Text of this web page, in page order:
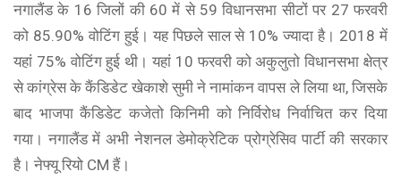
नगालैंड के 16 जिलों की 60 में से 59 विधानसभा सीटों पर 27 फरवरी
को 85.90% वोटिंग हुई। यह पिछले साल से 10% ज्यादा है। 2018 में
यहां 75% वोटिंग हुई थी। यहां 10 फरवरी को अकुलुतो विधानसभा क्षेत्र
से कांग्रेस के कैंडिडेट खेकाशे सुमी ने नामांकन वापस ले लिया था, जिसके
बाद भाजपा कैंडिडेट कजेतो किनिमी को निर्विरोध निर्वाचित कर दिया
गया। नगालैंड में अभी नेशनल डेमोक्रेटिक प्रोग्रेसिव पार्टी की सरकार
है। नेफ्यू रियो CM हैं।